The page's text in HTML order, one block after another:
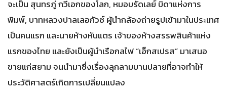
จะเป็น สุนทรภู่ กวีเอกของโลก, หมอบรัดเลย์ บิดาแห่งการ
พิมพ์, บาทหลวงปาลเลอกัวซ์ ผู้นำกล้องถ่ายรูปเข้ามาในประเทศ
เป็นคนแรก และนายห้างหันแตร เจ้าของห้างสรรพสินค้าแห่ง
แรกของไทย และยังเป็นผู้นำเรือกลไฟ “เอ็กสเปรส” มาเสนอ
ขายแก่สยาม จนนำมาซึ่งเรื่องลุกลามบานปลายที่อาจทำให้
ประวัติศาสตร์เกิดการเปลี่ยนแปลง